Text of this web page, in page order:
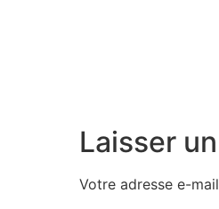
Laisser
Votre adresse e-